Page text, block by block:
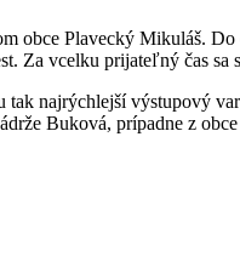
obce Plavecký Mikuláš.
Za vcelku prijateľný čas sa
najrýchlejší výstupový
Buková, prípadne z